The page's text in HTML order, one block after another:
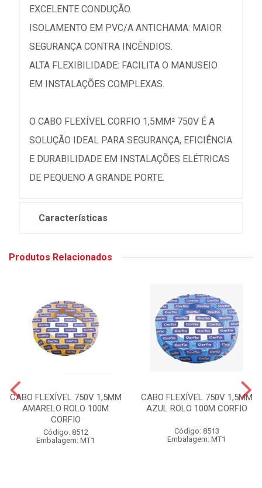
EXCELENTE CONDUÇÃO.
ISOLAMENTO EM PVC/A ANTICHAMA: MAIOR
SEGURANÇA CONTRA INCÊNDIOS.
ALTA FLEXIBILIDADE: FACILITA O MANUSEIO
EM INSTALAÇÕES COMPLEXAS.
O CABO FLEXÍVEL CORFIO 1,5MM² 750V É A
SOLUÇÃO IDEAL PARA SEGURANÇA, EFICIÊNCIA
E DURABILIDADE EM INSTALAÇÕES ELÉTRICAS
DE PEQUENO A GRANDE PORTE.
Características
Produtos Relacionados
CABO FLEXÍVEL 750V 1,5MM
AMARELO ROLO 100M
CORFIO
Código: 8512
Embalagem: MT1
CABO FLEXÍVEL 750V 1,5MM
AZUL ROLO 100M CORFIO
Código: 8513
Embalagem: MT1